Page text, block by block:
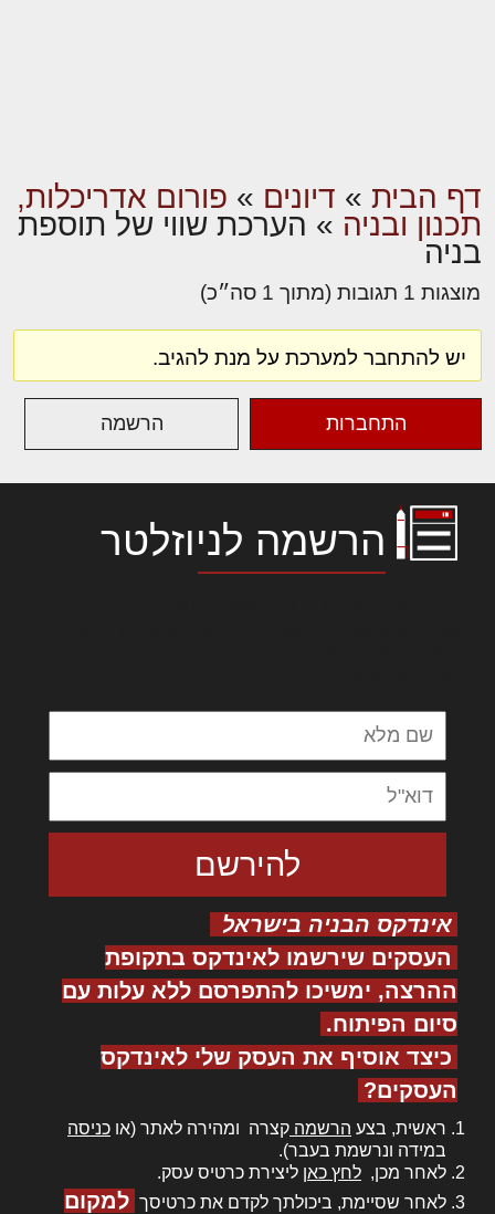
דף הבית » דיונים » פורום אדריכלות,
תכנון ובניה » הערכת שווי של תוספת
בניה
מוצגות 1 תגובות (מתוך 1 סה״כ)
יש להתחבר למערכת על מנת להגיב.
התחברות הרשמה
הרשמה לניוזלטר
אינדקס הבניה בישראל
העסקים שירשמו לאינדקס בתקופת
ההרצה, ימשיכו להתפרסם ללא עלות עם
סיום הפיתוח.
כיצד אוסיף את העסק שלי לאינדקס
העסקים?
ראשית, בצע הרשמה קצרה ומהירה לאתר (או כניסה
במידה ונרשמת בעבר).
לאחר מכן, לחץ כאן ליצירת כרטיס עסק.
לאחר שסיימת, ביכולתך לקדם את כרטיסך למקום